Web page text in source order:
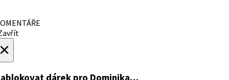
dárek pro Dominika…